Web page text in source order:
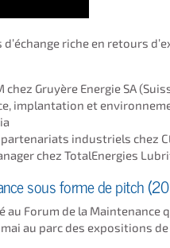
riche en retours
chez Gruyère Energie SA
implantation et
industriels chez
chez TotalEnergies
sous forme de pitch
au Forum de la Maintenance
au parc des expositions